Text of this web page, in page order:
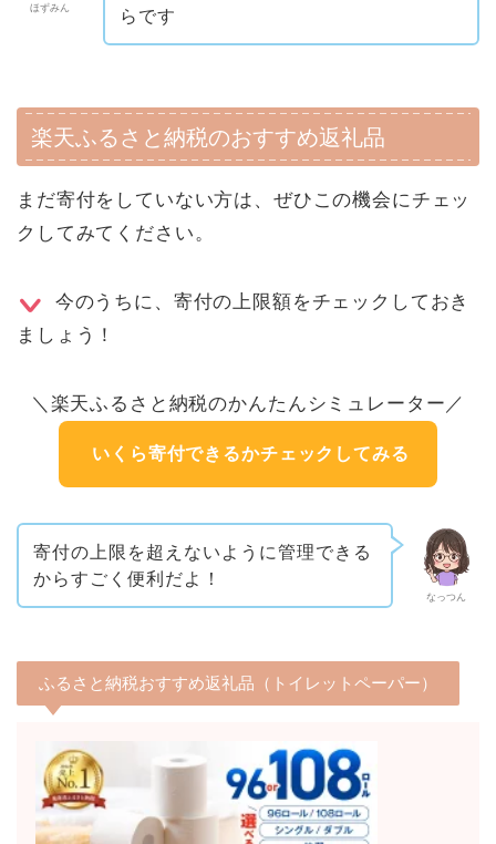
ほずみん
らです
楽天ふるさと納税のおすすめ返礼品
まだ寄付をしていない方は、ぜひこの機会にチェッ
クしてみてください。
今のうちに、寄付の上限額をチェックしておき
ましょう！
＼楽天ふるさと納税のかんたんシミュレーター／
いくら寄付できるかチェックしてみる
なっつん
寄付の上限を超えないように管理できる
からすごく便利だよ！
ふるさと納税おすすめ返礼品（トイレットペーパー）